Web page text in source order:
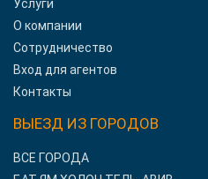
Услуги
О компании
Сотрудничество
Вход для агентов
Контакты
ВЫЕЗД ИЗ ГОРОДОВ
ВСЕ ГОРОДА